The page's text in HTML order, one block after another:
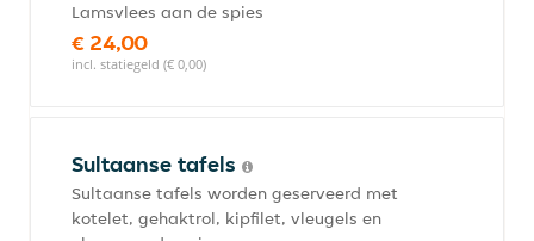
Lamsvlees aan de spies
€ 24,00
incl. statiegeld (€ 0,00)
Sultaanse tafels
Sultaanse tafels worden geserveerd met
kotelet, gehaktrol, kipfilet, vleugels en